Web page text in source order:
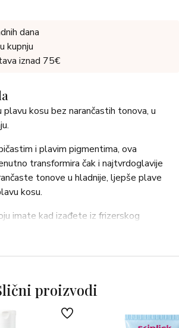
dana
kupnju
iznad 75€
kosu bez narančastih tonova, u
i plavim pigmentima, ova
transformira čak i najtvrdoglavije
tonove u hladnije, ljepše plave
kosu.
imate kad izađete iz frizerskog
i plave pigmente kako bi
plavi sjaj.
iz Violet Crush linije sigurni su za
i obojanoj plavoj kosi. Formula bez
proizvodi